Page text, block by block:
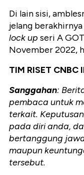
Di lain sisi,
jelang
lock up seri A
November 2022,
TIM RISET CNBC
Sanggahan:
pembaca untuk
terkait.
pada diri anda,
bertanggung
maupun
tersebut.